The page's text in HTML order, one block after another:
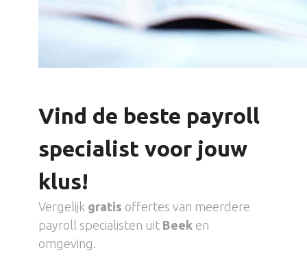
Vind de beste payroll
specialist voor jouw
klus!
Vergelijk gratis offertes van meerdere
payroll specialisten uit Beek en
omgeving.